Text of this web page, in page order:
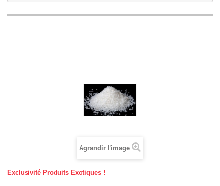
Agrandir l'image
Exclusivité Produits Exotiques !